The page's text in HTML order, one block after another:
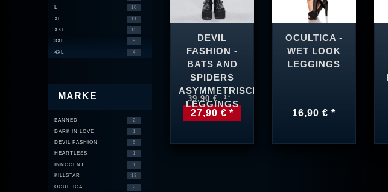
L 10
XL 11
XXL 15
3XL 9
4XL 4
MARKE
BANNED 2
DARK IN LOVE 1
DEVIL FASHION 6
HEARTLESS 1
INNOCENT 1
KILLSTAR 13
OCULTICA 2
DEVIL
FASHION -
BATS AND
SPIDERS
ASYMMETRISCHE
LEGGINGS
39,90 €
27,90 € *
OCULTICA -
WET LOOK
LEGGINGS
16,90 € *